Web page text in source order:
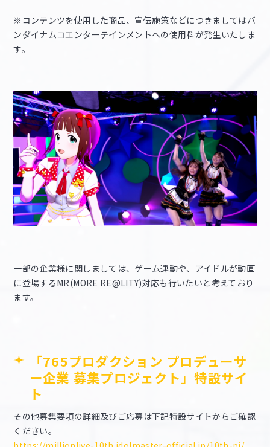
※コンテンツを使用した商品、宣伝施策などにつきましてはバ
ンダイナムコエンターテインメントへの使用料が発生いたしま
す。
一部の企業様に関しましては、ゲーム連動や、アイドルが動画
に登場するMR(MORE RE@LITY)対応も行いたいと考えており
ます。
「765プロダクション プロデューサ
ー企業 募集プロジェクト」特設サイ
ト
その他募集要項の詳細及びご応募は下記特設サイトからご確認
ください。